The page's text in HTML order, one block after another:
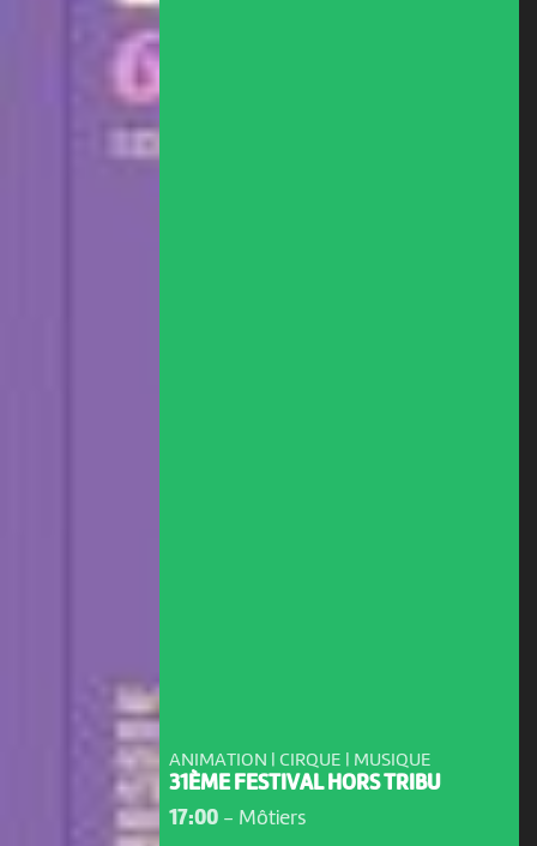
ANIMATION | CIRQUE | MUSIQUE
31ÈME FESTIVAL HORS TRIBU
17:00- Môtiers